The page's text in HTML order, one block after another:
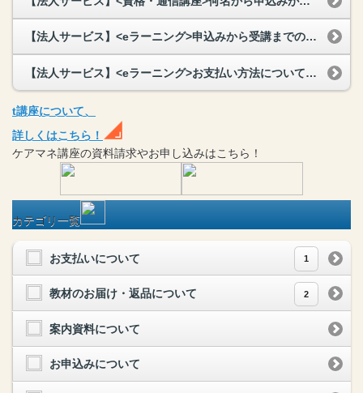
【法人サービス】<eラーニング>申込みから受講までの流れを教えてください。
【法人サービス】<eラーニング>お支払い方法について教えてください。
t講座について、
詳しくはこちら！
ケアマネ講座の資料請求やお申し込みはこちら！
カテゴリ一覧
お支払いについて 1
教材のお届け・返品について 2
案内資料について
お申込みについて